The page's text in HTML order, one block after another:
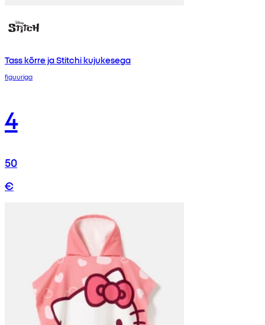
Tass kõrre ja Stitchi kujukesega
figuuriga
4
50
€